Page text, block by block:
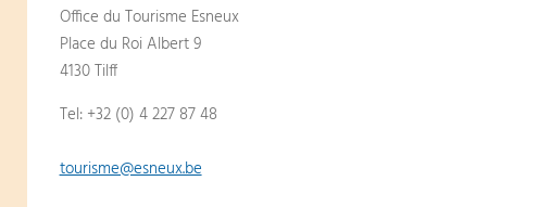
Office du Tourisme Esneux
Place du Roi Albert 9
4130 Tilff
Tel: +32 (0) 4 227 87 48
tourisme@esneux.be